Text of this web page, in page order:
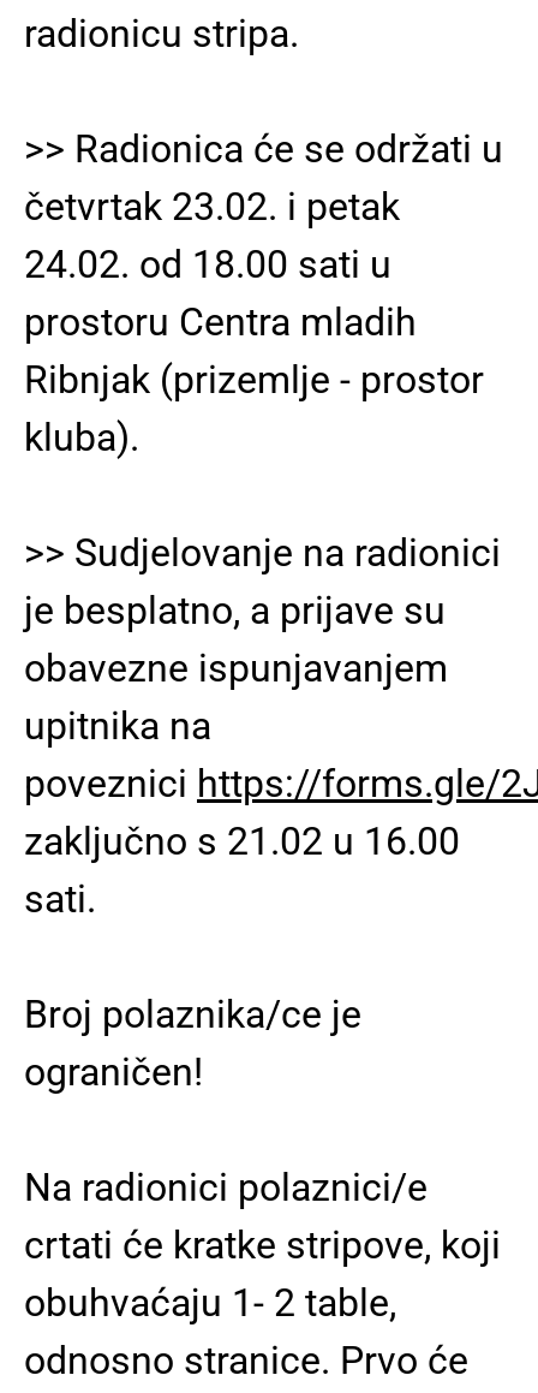
radionicu stripa.
>> Radionica će se održati u
četvrtak 23.02. i petak
24.02. od 18.00 sati u
prostoru Centra mladih
Ribnjak (prizemlje - prostor
kluba).
>> Sudjelovanje na radionici
je besplatno, a prijave su
obavezne ispunjavanjem
upitnika na
poveznici https://forms.gle/
zaključno s 21.02 u 16.00
sati.
Broj polaznika/ce je
ograničen!
Na radionici polaznici/e
crtati će kratke stripove, koji
obuhvaćaju 1- 2 table,
odnosno stranice. Prvo će